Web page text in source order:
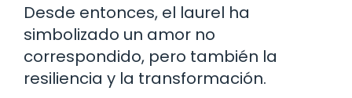
Desde entonces, el laurel ha
simbolizado un amor no
correspondido, pero también la
resiliencia y la transformación.